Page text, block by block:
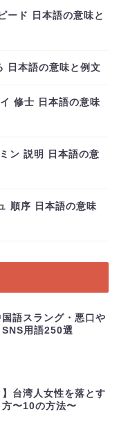
ード 日本語の意味と
日本語の意味と例文
修士 日本語の意味
ン 説明 日本語の意
順序 日本語の意味
国語スラング・悪口や
用語250選
】台湾人女性を落とす
〜10の方法〜